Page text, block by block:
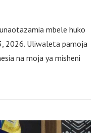
mbele huko
2026. Uliwaleta pamoja
na moja ya misheni